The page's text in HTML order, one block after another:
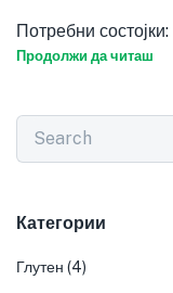
Потребни
Продолжи да читаш
Категории
Глутен (4)